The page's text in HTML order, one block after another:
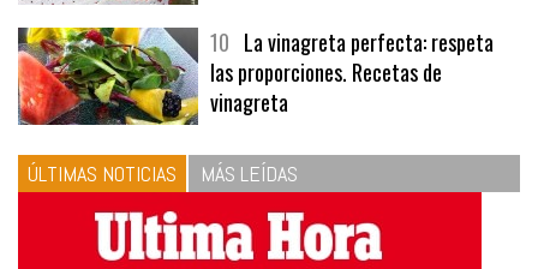
10 La vinagreta perfecta: respeta
las proporciones. Recetas de
vinagreta
ÚLTIMAS NOTICIAS MÁS LEÍDAS